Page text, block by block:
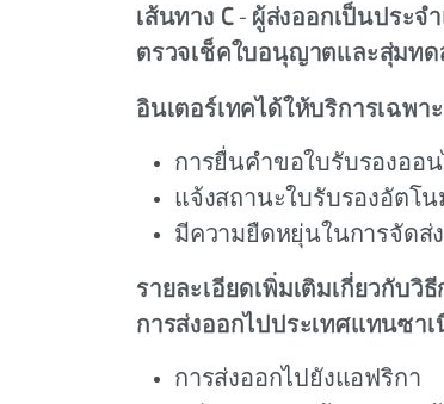
เส้นทาง C - ผู้ส่งออกเป็นประ
ตรวจเช็คใบอนุญาตและสุ่มท
อินเตอร์เทคได้ให้บริการเฉพ
การยื่นคำขอใบรับรองออ
แจ้งสถานะใบรับรองอัตโ
มีความยืดหยุ่นในการจัดส่
รายละเอียดเพิ่มเติมเกี่ยวกับ
การส่งออกไปประเทศแทนซา
การส่งออกไปยังแอฟริกา